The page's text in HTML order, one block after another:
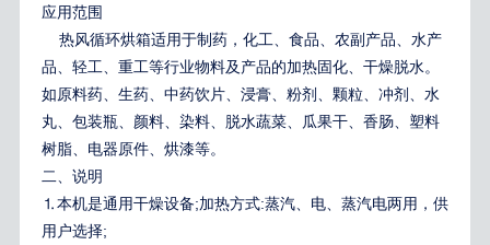
应用范围
热风循环烘箱适用于制药，化工、食品、农副产品、水产
品、轻工、重工等行业物料及产品的加热固化、干燥脱水。
如原料药、生药、中药饮片、浸膏、粉剂、颗粒、冲剂、水
丸、包装瓶、颜料、染料、脱水蔬菜、瓜果干、香肠、塑料
树脂、电器原件、烘漆等。
二、说明
⒈ 本机是通用干燥设备;加热方式:蒸汽、电、蒸汽电两用，供
用户选择;